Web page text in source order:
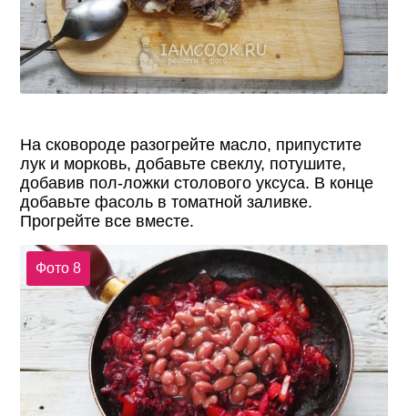
На сковороде разогрейте масло, припустите
лук и морковь, добавьте свеклу, потушите,
добавив пол-ложки столового уксуса. В конце
добавьте фасоль в томатной заливке.
Прогрейте все вместе.
Фото 8